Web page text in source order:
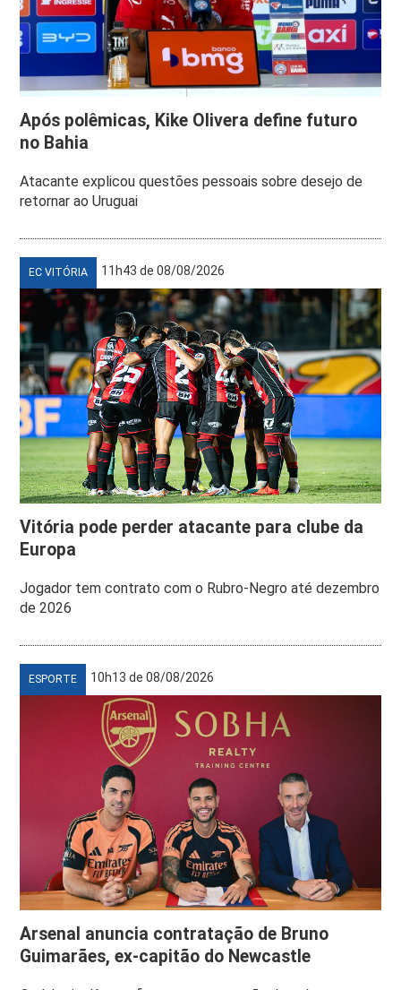
Após polêmicas, Kike Olivera define futuro
no Bahia
Atacante explicou questões pessoais sobre desejo de
retornar ao Uruguai
EC VITÓRIA 11h43 de 08/08/2026
Vitória pode perder atacante para clube da
Europa
Jogador tem contrato com o Rubro-Negro até dezembro
de 2026
ESPORTE 10h13 de 08/08/2026
Arsenal anuncia contratação de Bruno
Guimarães, ex-capitão do Newcastle